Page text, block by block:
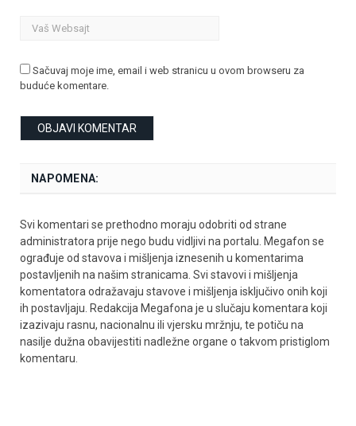
Sačuvaj moje ime, email i web stranicu u ovom browseru za
buduće komentare.
NAPOMENA:
Svi komentari se prethodno moraju odobriti od strane
administratora prije nego budu vidljivi na portalu. Megafon se
ograđuje od stavova i mišljenja iznesenih u komentarima
postavljenih na našim stranicama. Svi stavovi i mišljenja
komentatora odražavaju stavove i mišljenja isključivo onih koji
ih postavljaju. Redakcija Megafona je u slučaju komentara koji
izazivaju rasnu, nacionalnu ili vjersku mržnju, te potiču na
nasilje dužna obavijestiti nadležne organe o takvom pristiglom
komentaru.